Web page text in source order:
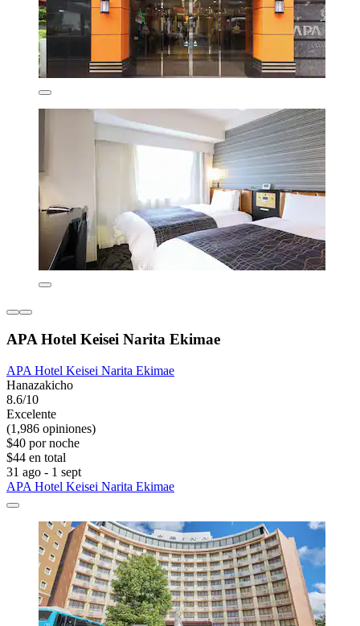
APA Hotel Keisei Narita Ekimae
APA Hotel Keisei Narita Ekimae
Hanazakicho
8.6/10
Excelente
(1,986 opiniones)
$40 por noche
$44 en total
31 ago - 1 sept
APA Hotel Keisei Narita Ekimae